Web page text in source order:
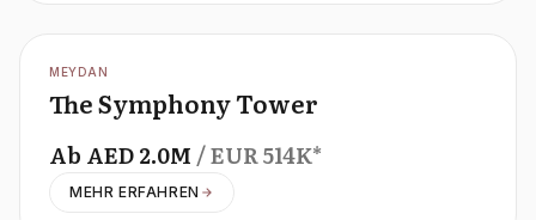
OFFPLAN
MEYDAN
The Symphony Tower
Ab AED2.0M / EUR514K*
MEHR ERFAHREN